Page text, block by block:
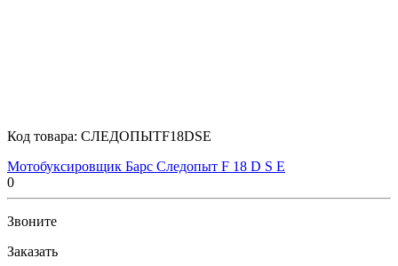
Код товара: СЛЕДОПЫТF18DSE
Мотобуксировщик Барс Следопыт F 18 D S E
0
Звоните
Заказать